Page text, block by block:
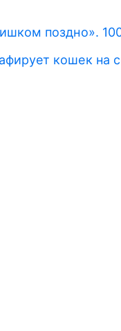
поздно».
кошек на